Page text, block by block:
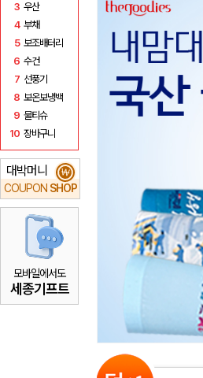
3 우산
4 부채
5 보조배터리
6 수건
7 선풍기
8 보온보냉백
9 물티슈
10 장바구니
대박머니
COUPON SHOP
₩
모바일에서도
세종기프트